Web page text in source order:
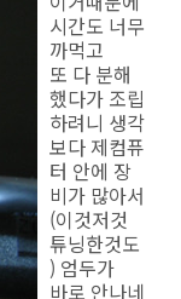
시간도 너무
까먹고
또 다 분해
했다가 조립
하려니 생각
보다 제컴퓨
터 안에 장
비가 많아서
(이것저것
튜닝한것도
) 엄두가
바로 안나네